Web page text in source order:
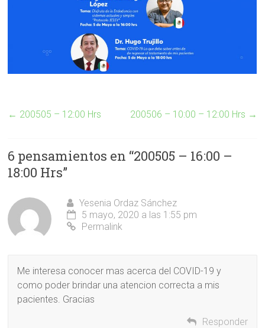
← 200505 – 12:00 Hrs 200506 – 10:00 – 12:00 Hrs →
6 pensamientos en “200505 – 16:00 –
18:00 Hrs”
Yesenia Ordaz Sánchez
5 mayo, 2020 a las 1:55 pm
Permalink
Me interesa conocer mas acerca del COVID-19 y
como poder brindar una atencion correcta a mis
pacientes. Gracias
Responder